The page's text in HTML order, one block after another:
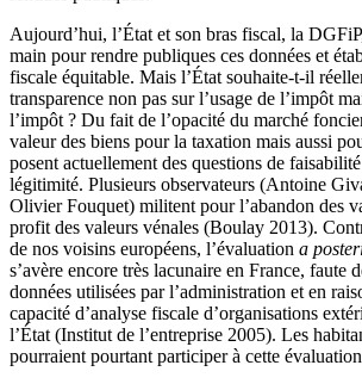
Aujourd’hui, l’État et son bras fiscal, la
main pour rendre publiques ces données et
fiscale équitable. Mais l’État souhaite-t-il
transparence non pas sur l’usage de l’impôt
l’impôt ? Du fait de l’opacité du marché
valeur des biens pour la taxation mais aussi
posent actuellement des questions de
légitimité. Plusieurs observateurs (Antoine
Olivier Fouquet) militent pour l’abandon des
profit des valeurs vénales (Boulay 2013).
de nos voisins européens, l’évaluation a
s’avère encore très lacunaire en France, faute
données utilisées par l’administration et en
capacité d’analyse fiscale d’organisations
l’État (Institut de l’entreprise 2005). Les
pourraient pourtant participer à cette